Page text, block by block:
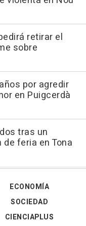
retirar el
sobre
por agredir
en Puigcerdà
tras un
feria en Tona
ECONOMÍA
SOCIEDAD
CIENCIAPLUS